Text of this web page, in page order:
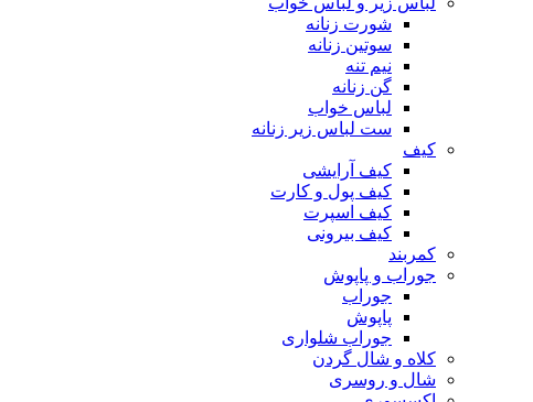
شورت زنانه
سوتین زنانه
نیم تنه
گن زنانه
لباس خواب
ست لباس زیر زنانه
کیف
کیف آرایشی
کیف پول و کارت
کیف اسپرت
کیف بیرونی
کمربند
جوراب و پاپوش
جوراب
پاپوش
جوراب شلواری
کلاه و شال گردن
شال و روسری